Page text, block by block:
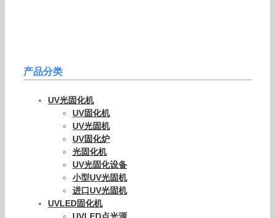
产品分类
UV光固化机
UV固化机
UV光固机
UV固化炉
光固化机
UV光固化设备
小型UV光固机
进口UV光固机
UVLED固化机
UVLED点光源